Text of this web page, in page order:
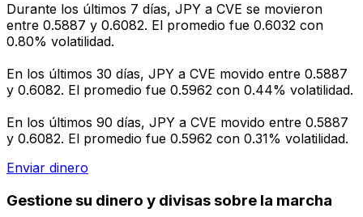
Durante los últimos 7 días, JPY a CVE se movieron
entre 0.5887 y 0.6082. El promedio fue 0.6032 con
0.80% volatilidad.
En los últimos 30 días, JPY a CVE movido entre 0.5887
y 0.6082. El promedio fue 0.5962 con 0.44% volatilidad.
En los últimos 90 días, JPY a CVE movido entre 0.5887
y 0.6082. El promedio fue 0.5962 con 0.31% volatilidad.
Enviar dinero
Gestione su dinero y divisas sobre la marcha